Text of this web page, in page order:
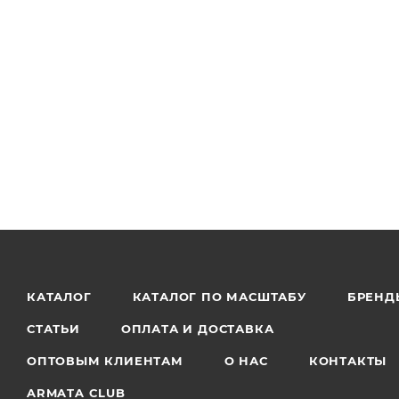
КАТАЛОГ КАТАЛОГ ПО МАСШТАБУ
СТАТЬИ ОПЛАТА И ДОСТАВКА
ОПТОВЫМ КЛИЕНТАМ О НАС КОНТАКТЫ
ARMATA CLUB